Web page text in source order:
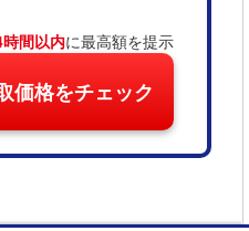
間以内に最高額を提示
価格をチェック